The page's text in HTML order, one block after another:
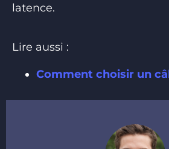
latence.
Lire aussi :
Comment choisir un